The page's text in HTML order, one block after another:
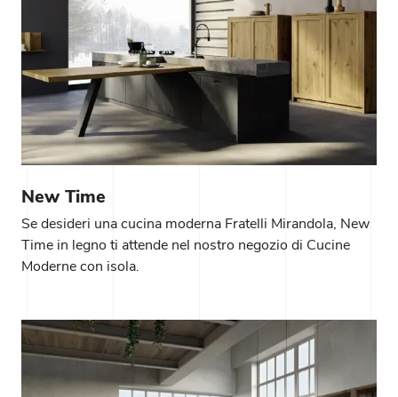
New Time
Se desideri una cucina moderna Fratelli Mirandola, New
Time in legno ti attende nel nostro negozio di Cucine
Moderne con isola.